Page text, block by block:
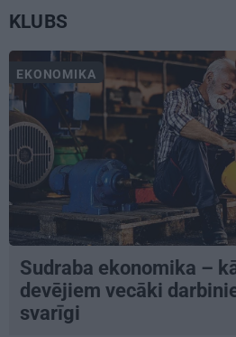
KLUBS
EKONOMIKA
Sudraba ekonomika –
devējiem vecāki
svarīgi